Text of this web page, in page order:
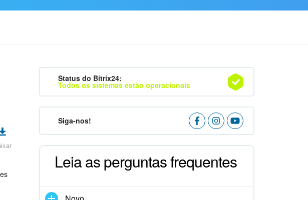
Status do Bitrix24:
Todos os sistemas estão operacionais
Siga-nos!
Leia as perguntas frequentes